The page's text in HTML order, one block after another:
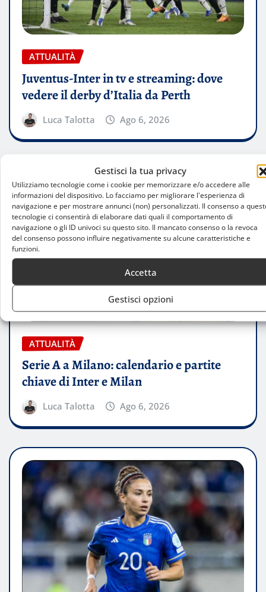
Gestisci la tua privacy
Utilizziamo tecnologie come i cookie per memorizzare e/o accedere alle
informazioni del dispositivo. Lo facciamo per migliorare l'esperienza di
navigazione e per mostrare annunci (non) personalizzati. Il consenso a
tecnologie ci consentirà di elaborare dati quali il comportamento di
navigazione o gli ID univoci su questo sito. Il mancato consenso o la revoca
del consenso possono influire negativamente su alcune caratteristiche e
funzioni.
Accetta
Gestisci opzioni
ATTUALITÀ
Juventus-Inter in tv e streaming: dove
vedere il derby d’Italia da Perth
Luca Talotta Ago 6, 2026
ATTUALITÀ
Serie A a Milano: calendario e partite
chiave di Inter e Milan
Luca Talotta Ago 6, 2026